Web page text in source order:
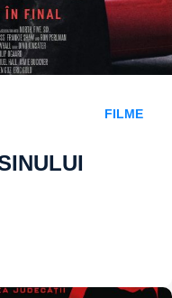
FILME